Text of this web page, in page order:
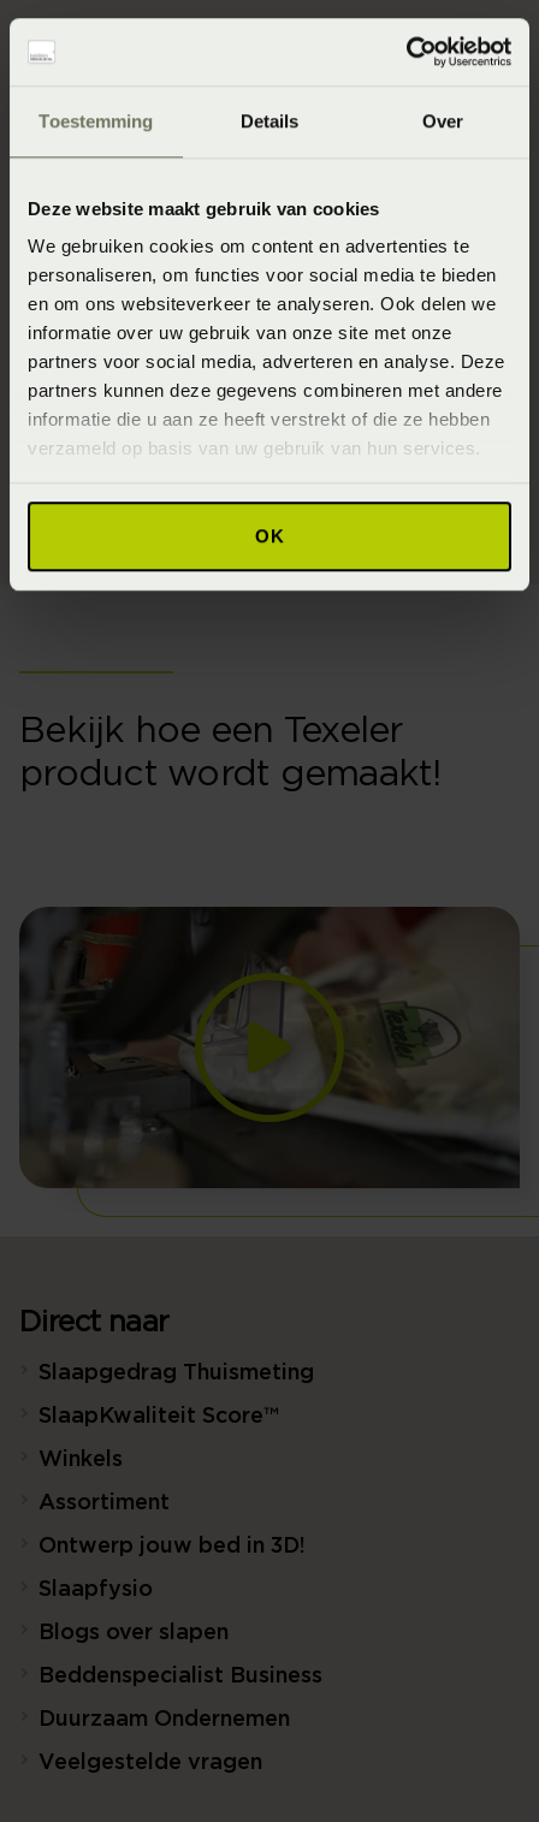
Toestemming Details Over
Deze website maakt gebruik van cookies
We gebruiken cookies om content en advertenties te
personaliseren, om functies voor social media te bieden
en om ons websiteverkeer te analyseren. Ook delen we
informatie over uw gebruik van onze site met onze
partners voor social media, adverteren en analyse. Deze
partners kunnen deze gegevens combineren met andere
informatie die u aan ze heeft verstrekt of die ze hebben
verzameld op basis van uw gebruik van hun services.
OK
Voordelen van wol
Natuurlijk haar van het Texelse schaap
Ventilerend en zelfreinigend door het natuurlijke
wolvet ''lanoline''
Voorkomt huisstofmijt, door de goede regulering van
vocht en temperatuur
Lange levensduur en zeer duurzaam doordat het
schaap na het scheren weer een nieuwe vacht krijgt
Brandvertragend materiaal door het hoge
Bekijk hoe een Texeler
product wordt gemaakt!
Direct naar
Slaapgedrag Thuismeting
SlaapKwaliteit Score™
Winkels
Assortiment
Ontwerp jouw bed in 3D!
Slaapfysio
Blogs over slapen
Beddenspecialist Business
Duurzaam Ondernemen
Veelgestelde vragen